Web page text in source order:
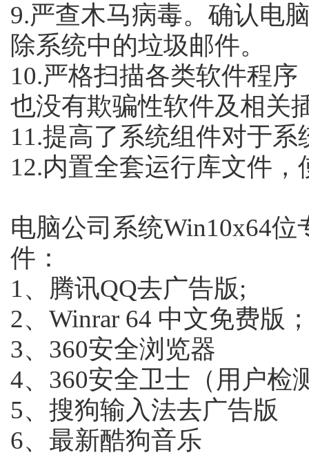
9.严查木马病毒。确认电
除系统中的垃圾邮件。
10.严格扫描各类软件程
也没有欺骗性软件及相关
11.提高了系统组件对于
12.内置全套运行库文件
电脑公司系统Win10x64
件：
1、腾讯QQ去广告版;
2、Winrar 64 中文免费版
3、360安全浏览器
4、360安全卫士（用户检
5、搜狗输入法去广告版
6、最新酷狗音乐